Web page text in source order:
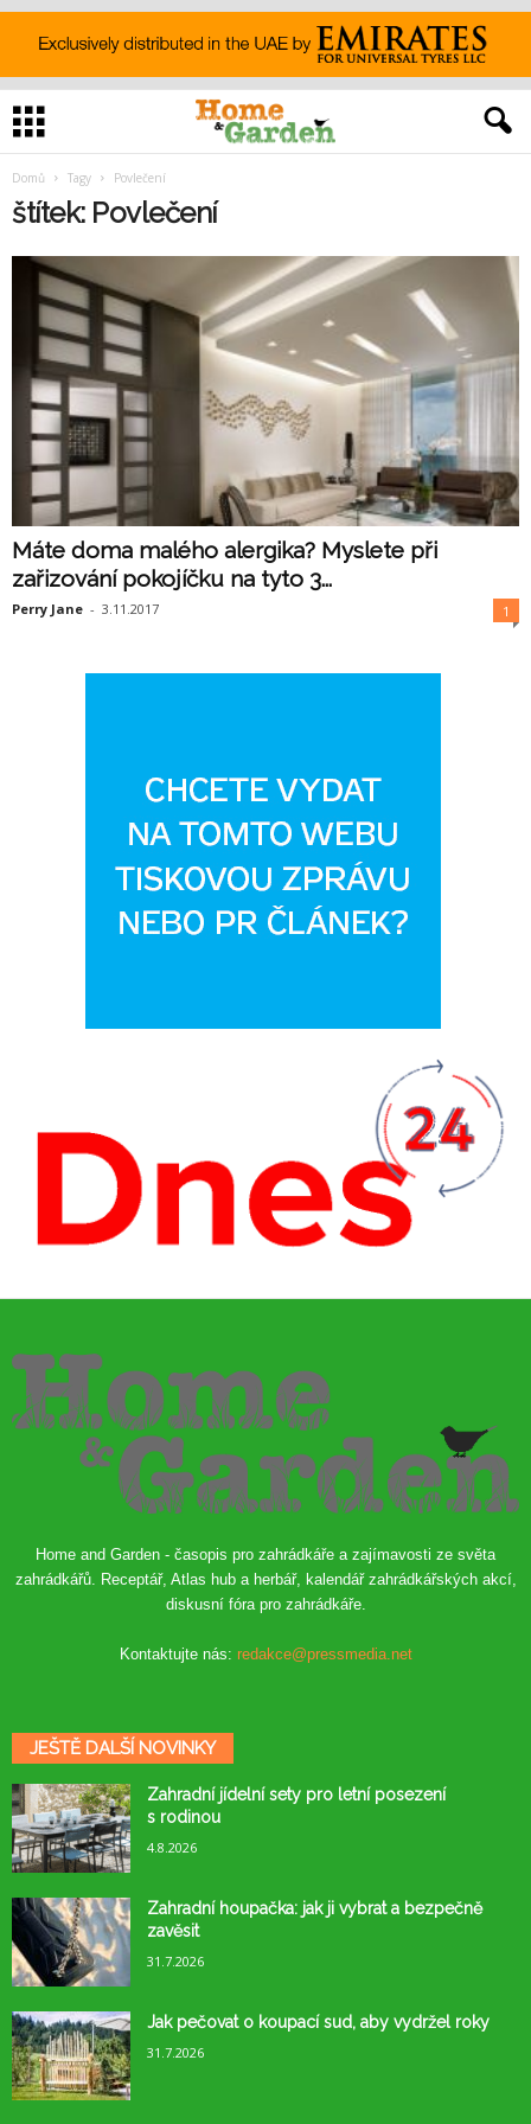
Domů Tagy Povlečení
štítek: Povlečení
Máte doma malého alergika? Myslete při
zařizování pokojíčku na tyto 3...
Perry Jane - 3.11.2017 1
Home and Garden - časopis pro zahrádkáře a zajímavosti ze světa
zahrádkářů. Receptář, Atlas hub a herbář, kalendář zahrádkářských akcí,
diskusní fóra pro zahrádkáře.
Kontaktujte nás: redakce@pressmedia.net
JEŠTĚ DALŠÍ NOVINKY
Zahradní jídelní sety pro letní posezení
s rodinou
4.8.2026
Zahradní houpačka: jak ji vybrat a bezpečně
zavěsit
31.7.2026
Jak pečovat o koupací sud, aby vydržel roky
31.7.2026